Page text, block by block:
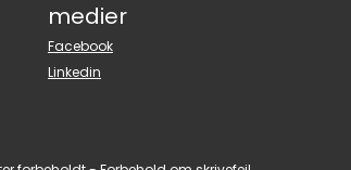
medier
Facebook
Linkedin